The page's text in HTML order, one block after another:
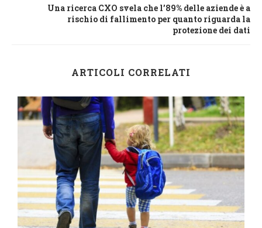
Una ricerca CXO svela che l’89% delle aziende è a
rischio di fallimento per quanto riguarda la
protezione dei dati
ARTICOLI CORRELATI